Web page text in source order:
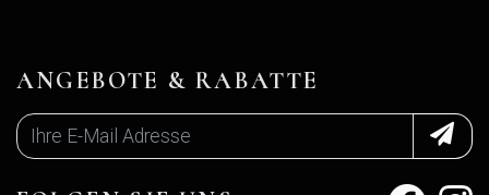
ANGEBOTE & RABATTE